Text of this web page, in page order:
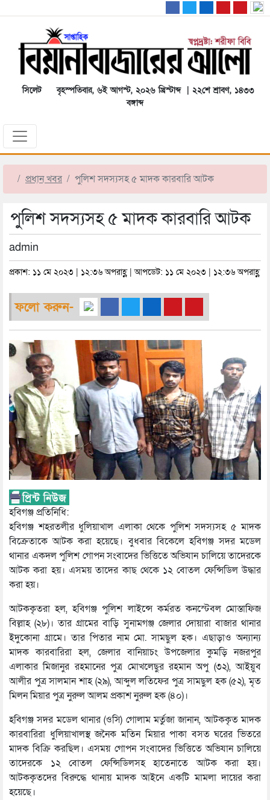
সিলেট
বৃহস্পতিবার, ৬ই আগস্ট, ২০২৬ খ্রিস্টাব্দ | ২২শে শ্রাবণ, ১৪৩৩
বঙ্গাব্দ
প্রধান খবর পুলিশ সদস্যসহ ৫ মাদক কারবারি আটক
পুলিশ সদস্যসহ ৫ মাদক কারবারি আটক
admin
প্রকাশ: ১১ মে ২০২৩ | ১২:৩৬ অপরাহ্ণ | আপডেট: ১১ মে ২০২৩ | ১২:৩৬ অপরাহ্ণ
ফলো করুন-
হবিগঞ্জ প্রতিনিধি:
হবিগঞ্জ শহরতলীর ধুলিয়াখাল এলাকা থেকে পুলিশ সদস্যসহ ৫ মাদক
বিক্রেতাকে আটক করা হয়েছে। বুধবার বিকেলে হবিগঞ্জ সদর মডেল
থানার একদল পুলিশ গোপন সংবাদের ভিত্তিতে অভিযান চালিয়ে তাদেরকে
আটক করা হয়। এসময় তাদের কাছ থেকে ১২ বোতল ফেন্সিডিল উদ্ধার
করা হয়।
আটককৃতরা হল, হবিগঞ্জ পুলিশ লাইন্সে কর্মরত কনস্টেবল মোস্তাফিজ
বিল্লাহ (২৮)। তার গ্রামের বাড়ি সুনামগঞ্জ জেলার দোয়ারা বাজার থানার
ইদুকোনা গ্রামে। তার পিতার নাম মো. সামছুল হক। এছাড়াও অন্যান্য
মাদক কারবারিরা হল, জেলার বানিয়াচং উপজেলার কুমড়ি নজরপুর
এলাকার মিজানুর রহমানের পুত্র মোখলেছুর রহমান অপু (৩২), আইয়ুব
আলীর পুত্র সালমান শাহ (২৯), আব্দুল লতিফের পুত্র সামছুল হক (৫২), মৃত
মিলন মিয়ার পুত্র নুরুল আলম প্রকাশ নুরুল হক (৪০)।
হবিগঞ্জ সদর মডেল থানার (ওসি) গোলাম মর্তুজা জানান, আটককৃত মাদক
কারবারিরা ধুলিয়াখালস্থ জনৈক মতিন মিয়ার পাকা বসত ঘরের ভিতরে
মাদক বিক্রি করছিল। এসময় গোপন সংবাদের ভিত্তিতে অভিযান চালিয়ে
তাদেরকে ১২ বোতল ফেন্সিডিলসহ হাতেনাতে আটক করা হয়।
আটককৃতদের বিরুদ্ধে থানায় মাদক আইনে একটি মামলা দায়ের করা
হয়েছে।